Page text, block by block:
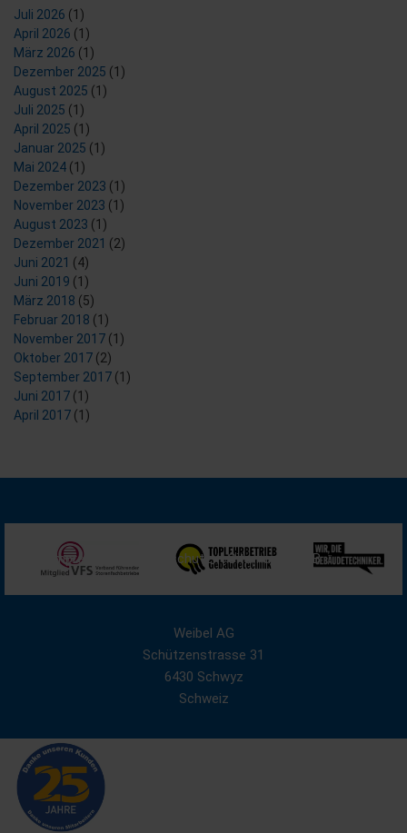
Juli 2026 (1)
April 2026 (1)
März 2026 (1)
Dezember 2025 (1)
August 2025 (1)
Juli 2025 (1)
April 2025 (1)
Januar 2025 (1)
Mai 2024 (1)
Dezember 2023 (1)
November 2023 (1)
August 2023 (1)
Dezember 2021 (2)
Juni 2021 (4)
Juni 2019 (1)
März 2018 (5)
Februar 2018 (1)
November 2017 (1)
Oktober 2017 (2)
September 2017 (1)
Juni 2017 (1)
April 2017 (1)
Impressum Datenschutz Sitemap AGB
Weibel AG
Schützenstrasse 31
6430 Schwyz
Schweiz